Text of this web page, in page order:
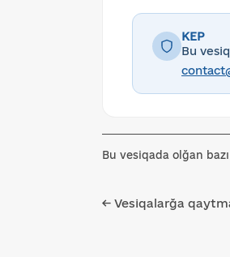
KEP
Bu
Bu vesiqada olğan
← Vesiqalarğa